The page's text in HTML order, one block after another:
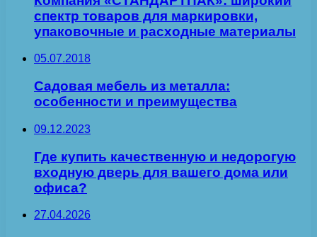
спектр товаров для маркировки,
упаковочные и расходные материалы
05.07.2018
Садовая мебель из металла:
особенности и преимущества
09.12.2023
Где купить качественную и недорогую
входную дверь для вашего дома или
офиса?
27.04.2026